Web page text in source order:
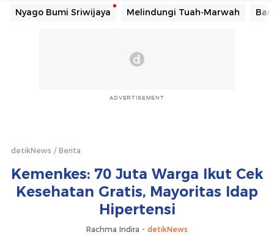
Nyago Bumi Sriwijaya Melindungi Tuah-Marwah
ADVERTISEMENT
detikNews Berita
Kemenkes: 70 Juta Warga Ikut Cek
Kesehatan Gratis, Mayoritas Idap
Hipertensi
Rachma Indira - detikNews